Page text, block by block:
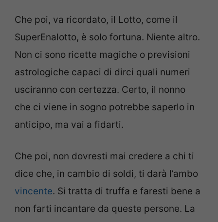
Che poi, va ricordato, il Lotto, come il
SuperEnalotto, è solo fortuna. Niente altro.
Non ci sono ricette magiche o previsioni
astrologiche capaci di dirci quali numeri
usciranno con certezza. Certo, il nonno
che ci viene in sogno potrebbe saperlo in
anticipo, ma vai a fidarti.
Che poi, non dovresti mai credere a chi ti
dice che, in cambio di soldi, ti darà l’ambo
vincente. Si tratta di truffa e faresti bene a
non farti incantare da queste persone. La